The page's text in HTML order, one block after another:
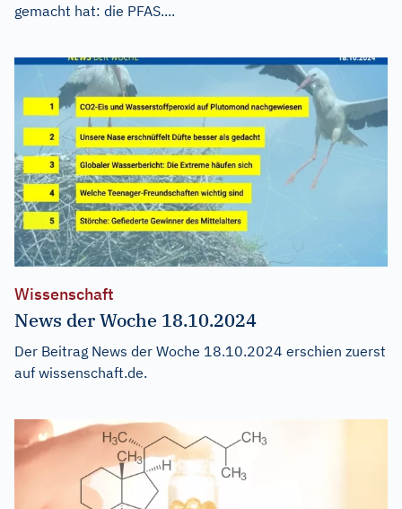
gemacht hat: die PFAS....
Wissenschaft
News der Woche 18.10.2024
Der Beitrag News der Woche 18.10.2024 erschien zuerst
auf wissenschaft.de.